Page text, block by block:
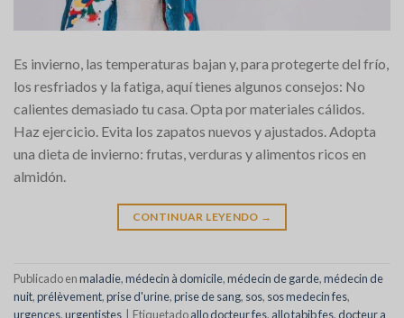
Es invierno, las temperaturas bajan y, para protegerte del frío,
los resfriados y la fatiga, aquí tienes algunos consejos: No
calientes demasiado tu casa. Opta por materiales cálidos.
Haz ejercicio. Evita los zapatos nuevos y ajustados. Adopta
una dieta de invierno: frutas, verduras y alimentos ricos en
almidón.
CONTINUAR LEYENDO →
Publicado enmaladie,médecin à domicile,médecin de garde,médecin de
nuit,prélèvement,prise d'urine,prise de sang, sos, sos medecin fes,
urgences,urgentistes Etiquetadoallo docteur fes, allo tabib fes, docteur a